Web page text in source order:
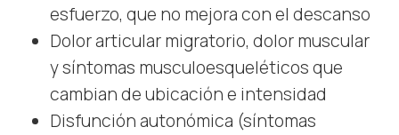
esfuerzo, que no mejora con el descanso
Dolor articular migratorio, dolor muscular
y síntomas musculoesqueléticos que
cambian de ubicación e intensidad
Disfunción autonómica (síntomas